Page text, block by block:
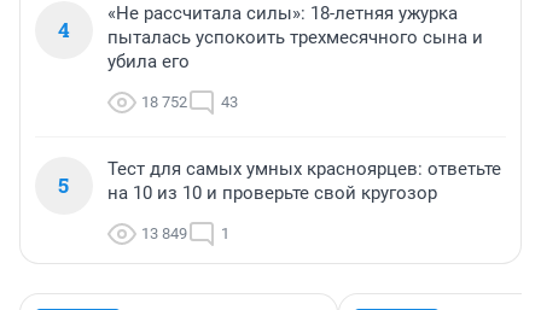
4
«Не рассчитала силы»: 18-летняя ужурка
пыталась успокоить трехмесячного сына и
убила его
18 752 43
5
Тест для самых умных красноярцев: ответьте
на 10 из 10 и проверьте свой кругозор
13 849 1